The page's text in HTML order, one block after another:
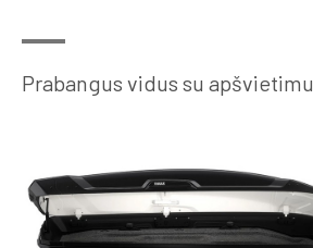
Prabangus vidus su apšvietimu